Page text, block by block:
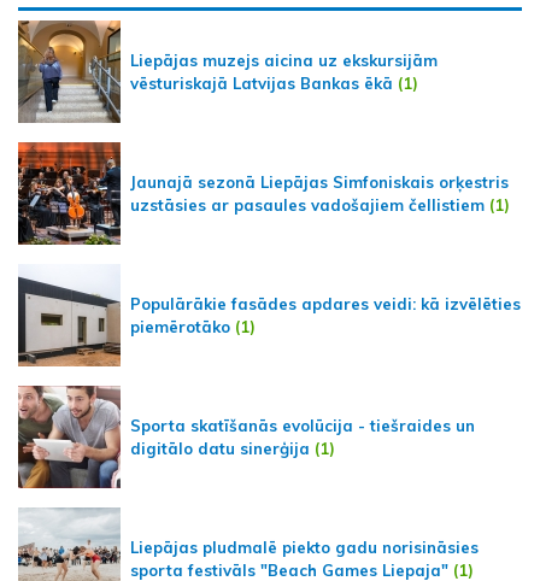
Liepājas muzejs aicina uz ekskursijām
vēsturiskajā Latvijas Bankas ēkā (1)
Jaunajā sezonā Liepājas Simfoniskais orķestris
uzstāsies ar pasaules vadošajiem čellistiem (1)
Populārākie fasādes apdares veidi: kā izvēlēties
piemērotāko (1)
Sporta skatīšanās evolūcija - tiešraides un
digitālo datu sinerģija (1)
Liepājas pludmalē piekto gadu norisināsies
sporta festivāls "Beach Games Liepaja" (1)